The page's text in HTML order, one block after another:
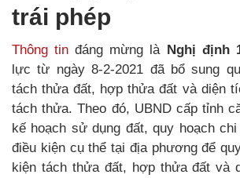
trái phép
Thông tin đáng mừng là Nghị định
lực từ ngày 8-2-2021 đã bổ sung
tách thửa đất, hợp thửa đất và diện
tách thửa. Theo đó, UBND cấp tỉnh
kế hoạch sử dụng đất, quy hoạch
điều kiện cụ thể tại địa phương để
kiện tách thửa đất, hợp thửa đất và